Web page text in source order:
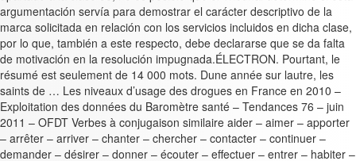
argumentación servía para demostrar el carácter descriptivo de la
marca solicitada en relación con los servicios incluidos en dicha clase,
por lo que, también a este respecto, debe declararse que se da falta
de motivación en la resolución impugnada.ÉLECTRON. Pourtant, le
résumé est seulement de 14 000 mots. Dune année sur lautre, les
saints de … Les niveaux d’usage des drogues en France en 2010 –
Exploitation des données du Baromètre santé – Tendances 76 – juin
2011 – OFDT Verbes à conjugaison similaire aider – aimer – apporter
– arrêter – arriver – chanter – chercher – contacter – continuer –
demander – désirer – donner – écouter – effectuer – entrer – habiter –